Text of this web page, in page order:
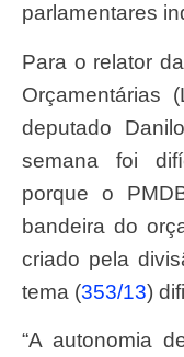
parlamentares
Para o relator da proposta de Lei de Diretrizes
Orçamentárias (
deputado
semana foi
porque o
bandeira do
criado pela
tema (353/13)
“A autonomia desta Casa dará ao Brasil um